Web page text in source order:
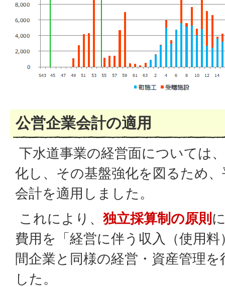
公営企業会計の適用
下水道事業の経営面については
化し、その基盤強化を図るため
会計を適用しました。
これにより、 独立採算制の原則
費用を「経営に伴う収入（使用
間企業と同様の経営・資産管理
した。